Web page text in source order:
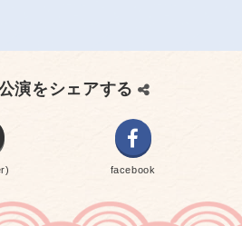
演をシェアする
facebook